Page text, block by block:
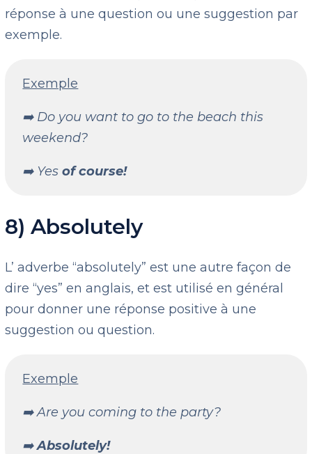
réponse à une question ou une suggestion par
exemple.
Exemple
➡️ Do you want to go to the beach this
weekend?
➡️ Yesof course!
8) Absolutely
L’ adverbe “absolutely” est une autre façon de
dire “yes” en anglais, et est utilisé en général
pour donner une réponse positive à une
suggestion ou question.
Exemple
➡️ Are you coming to the party?
➡️Absolutely!